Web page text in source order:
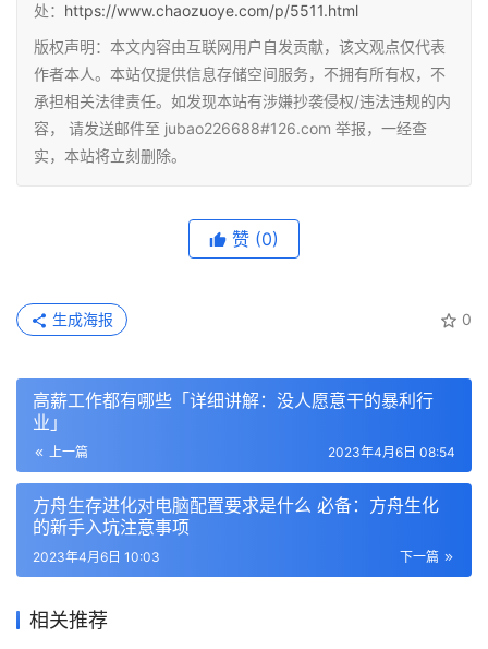
处： https://www.chaozuoye.com/p/5511.html
版权声明：本文内容由互联网用户自发贡献，该文观点仅代表
作者本人。本站仅提供信息存储空间服务，不拥有所有权，不
承担相关法律责任。如发现本站有涉嫌抄袭侵权/违法违规的内
容， 请发送邮件至 jubao226688#126.com 举报，一经查
实，本站将立刻删除。
赞 (0)
0
生成海报
高薪工作都有哪些「详细讲解：没人愿意干的暴利行
业」
上一篇 2023年4月6日 08:54
方舟生存进化对电脑配置要求是什么 必备：方舟生化
的新手入坑注意事项
下一篇
2023年4月6日 10:03
相关推荐